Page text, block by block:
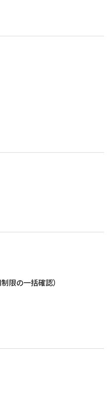
限の一括確認）